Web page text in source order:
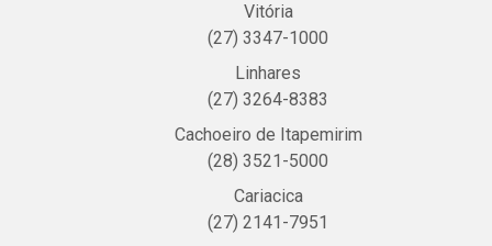
Vitória
(27) 3347-1000
Linhares
(27) 3264-8383
Cachoeiro de Itapemirim
(28) 3521-5000
Cariacica
(27) 2141-7951